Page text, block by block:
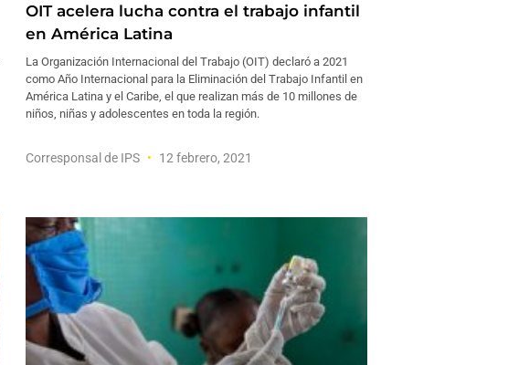
OIT acelera lucha contra el trabajo infantil
en América Latina
La Organización Internacional del Trabajo (OIT) declaró a 2021
como Año Internacional para la Eliminación del Trabajo Infantil en
América Latina y el Caribe, el que realizan más de 10 millones de
niños, niñas y adolescentes en toda la región.
Corresponsal de IPS 12 febrero, 2021